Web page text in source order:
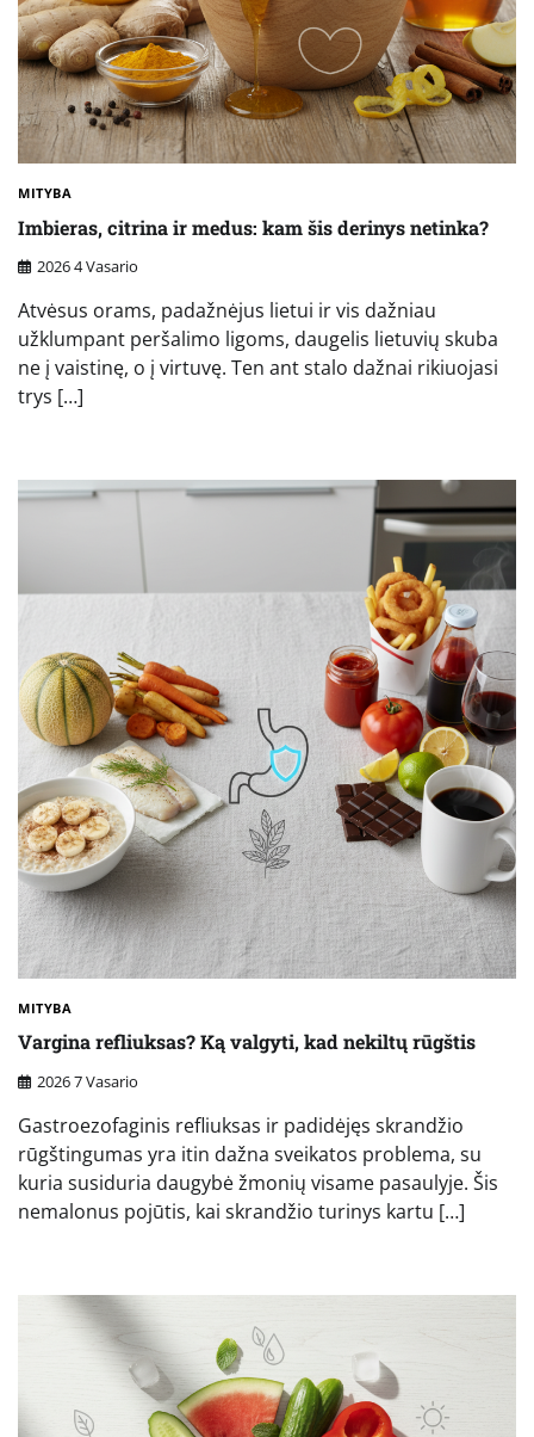
MITYBA
Imbieras, citrina ir medus: kam šis derinys netinka?
2026 4 Vasario
Atvėsus orams, padažnėjus lietui ir vis dažniau
užklumpant peršalimo ligoms, daugelis lietuvių skuba
ne į vaistinę, o į virtuvę. Ten ant stalo dažnai rikiuojasi
trys […]
MITYBA
Vargina refliuksas? Ką valgyti, kad nekiltų rūgštis
2026 7 Vasario
Gastroezofaginis refliuksas ir padidėjęs skrandžio
rūgštingumas yra itin dažna sveikatos problema, su
kuria susiduria daugybė žmonių visame pasaulyje. Šis
nemalonus pojūtis, kai skrandžio turinys kartu […]